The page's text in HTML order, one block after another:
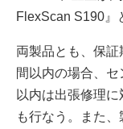
FlexScan S190』
両製品とも、保
間以内の場合、
以内は出張修理
も行なう。また